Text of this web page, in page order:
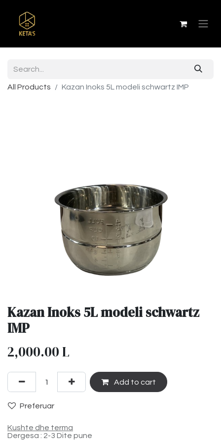
All Products Kazan Inoks 5L modeli schwartz IMP
Kazan Inoks 5L modeli schwartz
IMP
2,000.00L
Add to cart
Preferuar
Kushte dhe terma
Dergesa : 2-3 Dite pune